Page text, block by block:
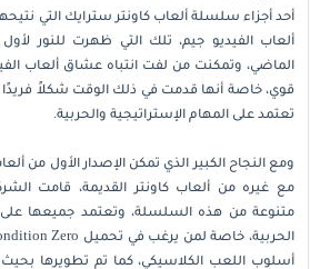
أحد أجزاء سلسلة ألعاب كاونتر سترايك التي
ألعاب الفيديو جيم، تلك التي ظهرت للنور
الماضي، وتمكنت من لفت انتباه عشاق ألعاب
قوي، خاصة أنها قدمت في ذلك الوقت شكلاً فريدًا
تعتمد على المهام الإستراتيجية والحربية.
ومع النجاح الكبير الذي تمكن الإصدار الأول من
مع غيره من ألعاب كاونتر القديمة، قامت
متنوعة من هذه السلسلة، وتعتمد جميعها على
أسلوب اللعب الكلاسيكي، كما تم تطويرها